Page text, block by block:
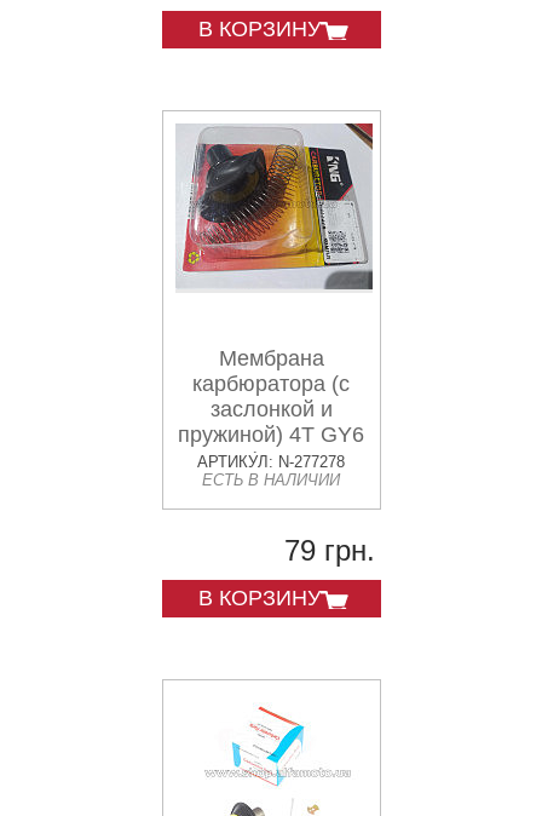
В КОРЗИНУ
Мембрана
карбюратора (с
заслонкой и
пружиной) 4T GY6
150 (?24mm,
основная) KNG
АРТИКУЛ: N-277278
ЕСТЬ В НАЛИЧИИ
79 грн.
В КОРЗИНУ